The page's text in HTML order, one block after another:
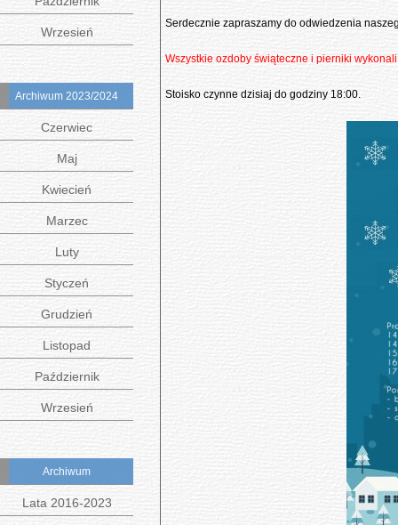
Wrzesień
Archiwum 2023/2024
Czerwiec
Maj
Kwiecień
Marzec
Luty
Styczeń
Grudzień
Listopad
Październik
Wrzesień
Archiwum
Lata 2016-2023
Serdecznie zapraszamy do odwiedzenia
Wszystkie ozdoby świąteczne i pierniki
Stoisko czynne dzisiaj do godziny 18:00.